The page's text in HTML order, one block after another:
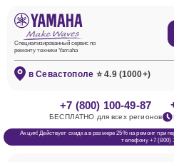
Специализированный сервис по
ремонту техники Yamaha
в Севастополе ⭐ 4.9 (1000+)
+7 (800) 100-49-87
БЕСПЛАТНО для всех регионов
Акция! Действует скидка в размере 25% на ремонт при
телефону +7 (800)